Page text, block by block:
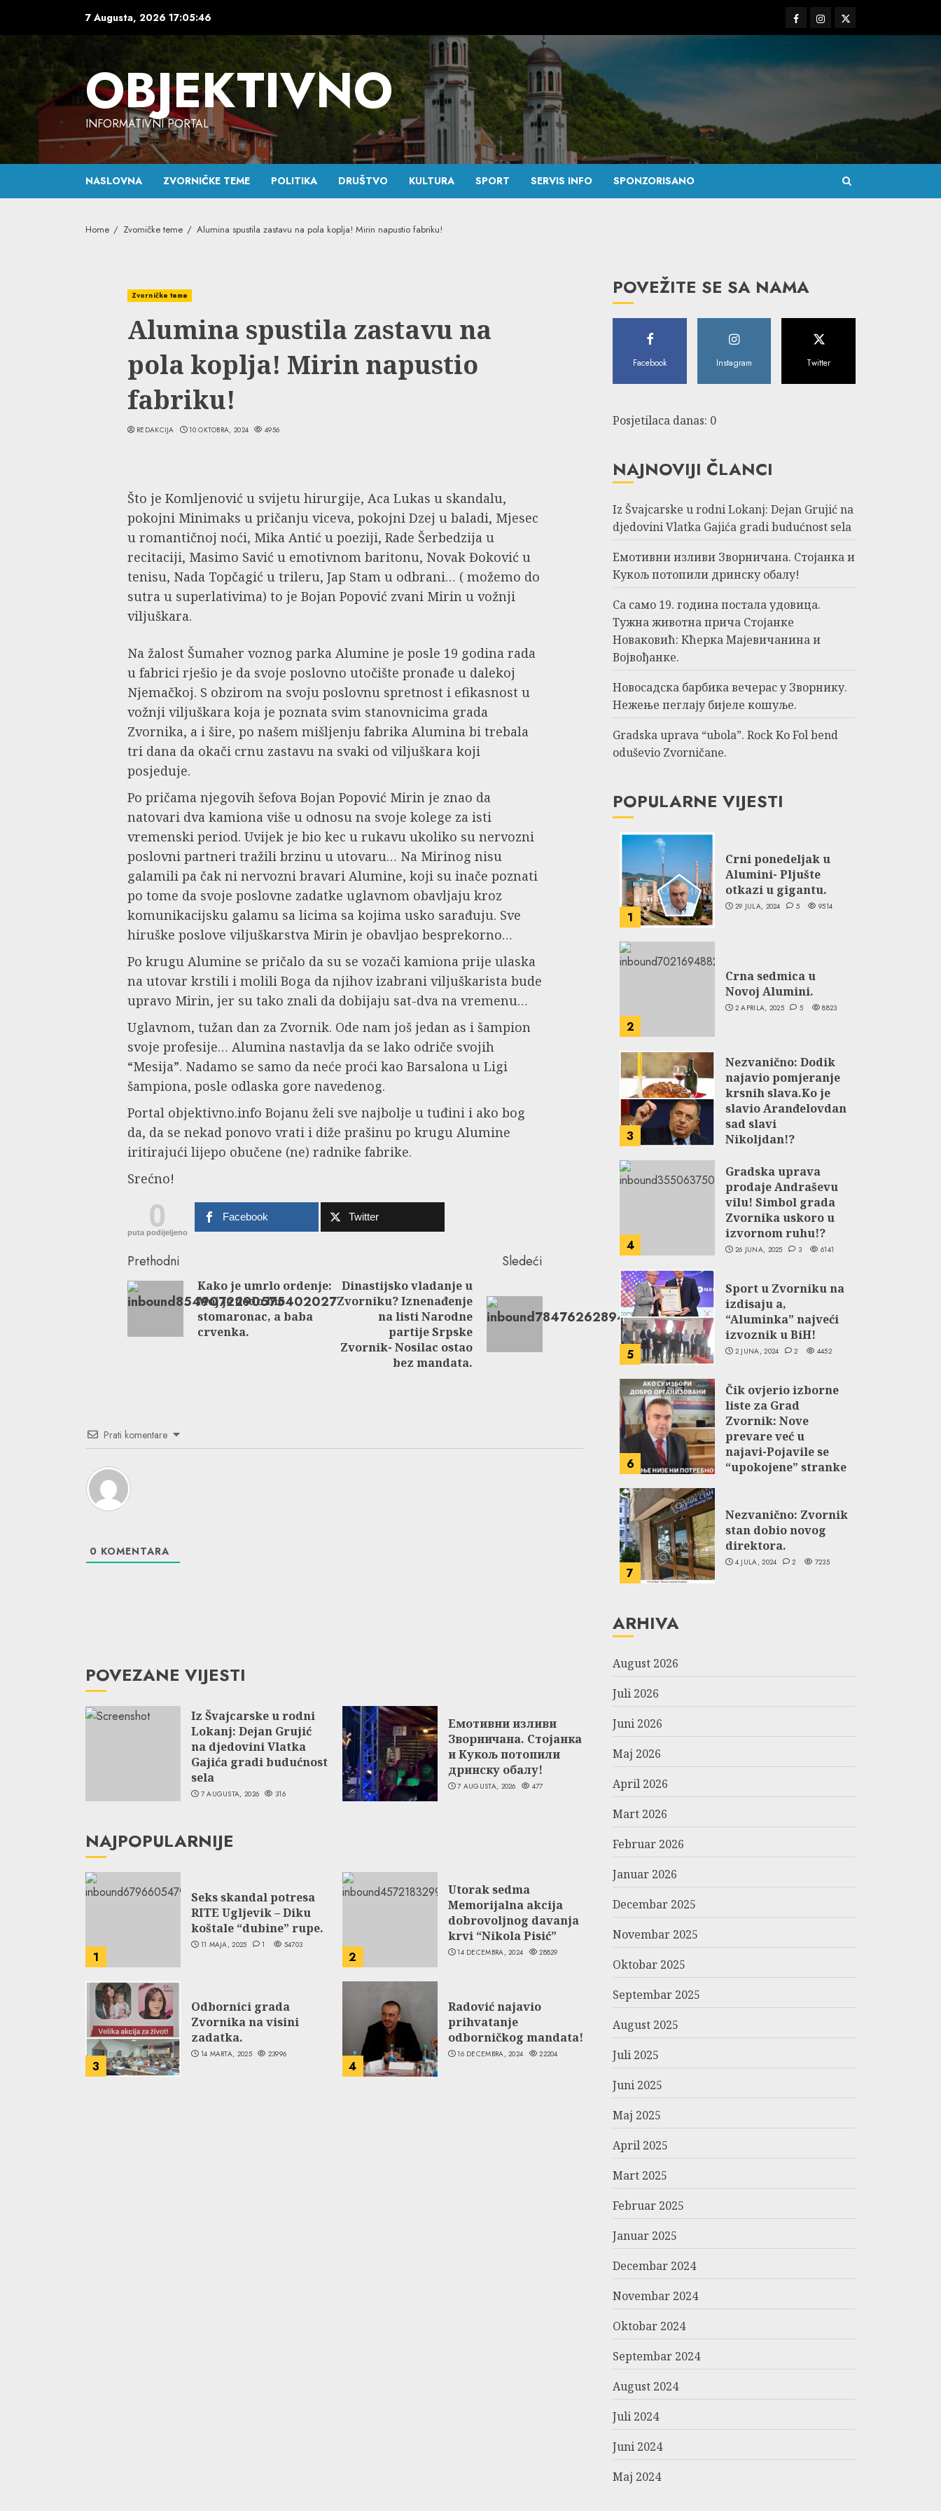
7 Augusta, 2026 17:05:47 FacebookInstagram
Twitter
OBJEKTIVNO
INFORMATIVNI PORTAL
NASLOVNA ZVORNIČKE TEME POLITIKA DRUŠTVO KULTURA SPORT SERVIS INFO SPONZORISANO
Home Zvorničke teme Alumina spustila zastavu na pola koplja! Mirin napustio fabriku!
Zvorničke teme
Alumina spustila zastavu na
pola koplja! Mirin napustio
fabriku!
REDAKCIJA 10 OKTOBRA, 2024 4956
Što je Komljenović u svijetu hirurgije, Aca Lukas u skandalu,
pokojni Minimaks u pričanju viceva, pokojni Dzej u baladi, Mjesec
u romantičnoj noći, Mika Antić u poeziji, Rade Šerbedzija u
recitaciji, Masimo Savić u emotivnom baritonu, Novak Đoković u
tenisu, Nada Topčagić u trileru, Jap Stam u odbrani… ( možemo do
sutra u superlativima) to je Bojan Popović zvani Mirin u vožnji
viljuškara.
Na žalost Šumaher voznog parka Alumine je posle 19 godina rada
u fabrici rješio je da svoje poslovno utočište pronađe u dalekoj
Njemačkoj. S obzirom na svoju poslovnu spretnost i efikasnost u
vožnji viljuškara koja je poznata svim stanovnicima grada
Zvornika, a i šire, po našem mišljenju fabrika Alumina bi trebala
tri dana da okači crnu zastavu na svaki od viljuškara koji
posjeduje.
Po pričama njegovih šefova Bojan Popović Mirin je znao da
natovari dva kamiona više u odnosu na svoje kolege za isti
vremenski period. Uvijek je bio kec u rukavu ukoliko su nervozni
poslovni partneri tražili brzinu u utovaru… Na Mirinog nisu
galamili pa čak ni nervozni bravari Alumine, koji su inače poznati
po tome da svoje poslovne zadatke uglavnom obavljaju kroz
komunikacijsku galamu sa licima sa kojima usko sarađuju. Sve
hiruške poslove viljuškarstva Mirin je obavljao besprekorno…
Po krugu Alumine se pričalo da su se vozači kamiona prije ulaska
na utovar krstili i molili Boga da njihov izabrani viljuškarista bude
upravo Mirin, jer su tako znali da dobijaju sat-dva na vremenu…
Uglavnom, tužan dan za Zvornik. Ode nam još jedan as i šampion
svoje profesije… Alumina nastavlja da se lako odriče svojih
“Mesija”. Nadamo se samo da neće proći kao Barsalona u Ligi
šampiona, posle odlaska gore navedenog.
Portal objektivno.info Bojanu želi sve najbolje u tuđini i ako bog
da, da se nekad ponovo vrati i diže prašinu po krugu Alumine
iritirajući lijepo obučene (ne) radnike fabrike.
Srećno!
0
puta podijeljeno
Facebook Twitter
Continue
Reading
Prethodni
Previous
Kako je umrlo ordenje:
Moj je đedo bio
stomaronac, a baba
crvenka.
Sledeći
post:
Dinastijsko vladanje u
Zvorniku? Iznenađenje
na listi Narodne
partije Srpske
Zvornik- Nosilac ostao
bez mandata.
Prati komentare
0 KOMENTARA
POVEZANE VIJESTI
Iz Švajcarske u rodni
Lokanj: Dejan Grujić
na djedovini Vlatka
Gajića gradi budućnost
sela
7 AUGUSTA, 2026 316
Емотивни изливи
Зворничана. Стојанка
и Кукољ потопили
дринску обалу!
7 AUGUSTA, 2026 477
NAJPOPULARNIJE
1
Seks skandal potresa
RITE Ugljevik – Diku
koštale “dubine” rupe.
11 MAJA, 2025 1 54703
2
Utorak sedma
Memorijalna akcija
dobrovoljnog davanja
krvi “Nikola Pisić”
14 DECEMBRA, 2024 28829
3
Odbornici grada
Zvornika na visini
zadatka.
14 MARTA, 2025 23996
4
Radović najavio
prihvatanje
odborničkog mandata!
16 DECEMBRA, 2024 22204
POVEŽITE SE SA NAMA
Facebook Instagram Twitter
Posjetilaca danas: 0
NAJNOVIJI ČLANCI
Iz Švajcarske u rodni Lokanj: Dejan Grujić na
djedovini Vlatka Gajića gradi budućnost sela
Емотивни изливи Зворничана. Стојанка и
Кукољ потопили дринску обалу!
Са само 19. година постала удовица.
Тужна животна прича Стојанке
Новаковић: Кћерка Мајевичанина и
Војвођанке.
Новосадска барбика вечерас у Зворнику.
Нежење пеглају бијеле кошуље.
Gradska uprava “ubola”. Rock Ko Fol bend
oduševio Zvorničane.
POPULARNE VIJESTI
1
Crni ponedeljak u
Alumini- Pljušte
otkazi u gigantu.
29 JULA, 2024 5 9514
2
Crna sedmica u
Novoj Alumini.
2 APRILA, 2025 5 8823
3
Nezvanično: Dodik
najavio pomjeranje
krsnih slava.Ko je
slavio Aranđelovdan
sad slavi
Nikoljdan!?
4
Gradska uprava
prodaje Andraševu
vilu! Simbol grada
Zvornika uskoro u
izvornom ruhu!?
26 JUNA, 2025 3 6141
5
Sport u Zvorniku na
izdisaju a,
“Aluminka” najveći
izvoznik u BiH!
2 JUNA, 2024 2 4452
6
Čik ovjerio izborne
liste za Grad
Zvornik: Nove
prevare već u
najavi-Pojavile se
“upokojene” stranke
27 JUNA, 2024 2 5056
7
Nezvanično: Zvornik
stan dobio novog
direktora.
4 JULA, 2024 2 7235
ARHIVA
August 2026
Juli 2026
Juni 2026
Maj 2026
April 2026
Mart 2026
Februar 2026
Januar 2026
Decembar 2025
Novembar 2025
Oktobar 2025
Septembar 2025
August 2025
Juli 2025
Juni 2025
Maj 2025
April 2025
Mart 2025
Februar 2025
Januar 2025
Decembar 2024
Novembar 2024
Oktobar 2024
Septembar 2024
August 2024
Juli 2024
Juni 2024
Maj 2024